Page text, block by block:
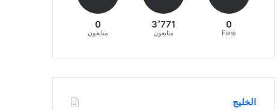
0
Fans
3٬771
متابعون
0
متابعون
الخليج